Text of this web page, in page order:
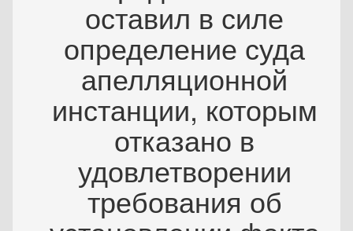
оставил в силе
определение суда
апелляционной
инстанции, которым
отказано в
удовлетворении
требования об